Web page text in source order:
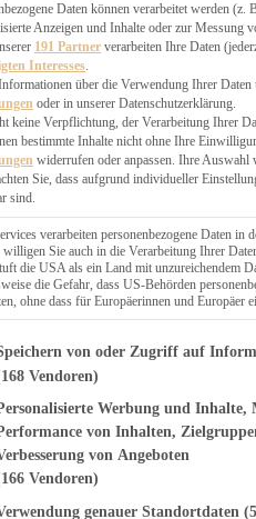
Daten können verarbeitet werden
Anzeigen und Inhalte oder zur Messung
191 Partner verarbeiten Ihre Daten
Interesses.
über die Verwendung Ihrer
oder in unserer Datenschutzerklärung.
keine Verpflichtung, der Verarbeitung Ihrer
bestimmte Inhalte nicht ohne Ihre
widerrufen oder anpassen. Ihre Auswahl
Sie, dass aufgrund individueller
sind.
verarbeiten personenbezogene Daten
willigen Sie auch in die Verarbeitung Ihrer
die USA als ein Land mit unzureichendem
die Gefahr, dass US-Behörden
ohne dass für Europäerinnen und Europäer
finden Sie eine Liste der
von oder Zugriff auf
Vendoren)
Werbung und Inhalte,
von Inhalten,
von Angeboten
Vendoren)
genauer Standortdaten